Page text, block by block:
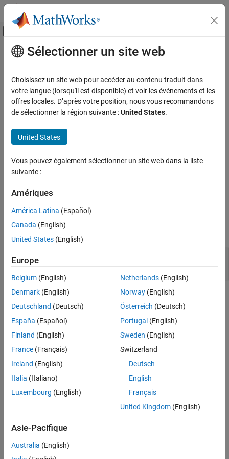
Passer au contenu
Activer/désactiver l'affichage du menu
Accueil de la documentation
Polyspace Bug Finder
Reviewing and Reporting Results
Polyspace Bug Finder Results
Coding Standards
Common Weakness Enumeration (CWE)
ON THIS PAGE
Check Information
Version History
Contenu principal
CWE Rule 768
Incorrect Circuit Evaluation
Since R2026a
expand all in page
Incorrect Circuit Evaluation
PolyspaceImplementation
logical && or || operator contains persistent side effects
Examples
expand all
contains persistent side effects
Check Information
Category:
Others
Version History
Introduced in R2026a
See Also
Sélectionner un site web
Choisissez un site web pour accéder au contenu traduit dans
votre langue (lorsqu'il est disponible) et voir les événements et les
offres locales. D’après votre position, nous vous recommandons
de sélectionner la région suivante :United States.
United States
Vous pouvez également sélectionner un site web dans la liste
suivante :
Amériques
América Latina (Español)
Canada (English)
United States (English)
Europe
Belgium (English)
Denmark (English)
Deutschland (Deutsch)
España (Español)
Finland (English)
France (Français)
Ireland (English)
Italia (Italiano)
Luxembourg (English)
Netherlands(English)
Norway(English)
Österreich (Deutsch)
Portugal (English)
Sweden (English)
Switzerland
Deutsch
English
Français
United Kingdom(English)
Asie-Pacifique
Australia (English)